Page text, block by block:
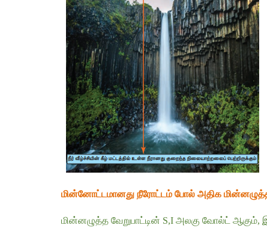
மின்னோட்டமானது நீரோட்டம் போல் அதிக
மின்னழுத்த வேறுபாட்டின் S,I அலகு வோல்ட்